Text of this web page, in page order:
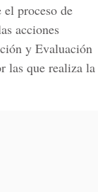
proceso de
acciones
y Evaluación
las que realiza la